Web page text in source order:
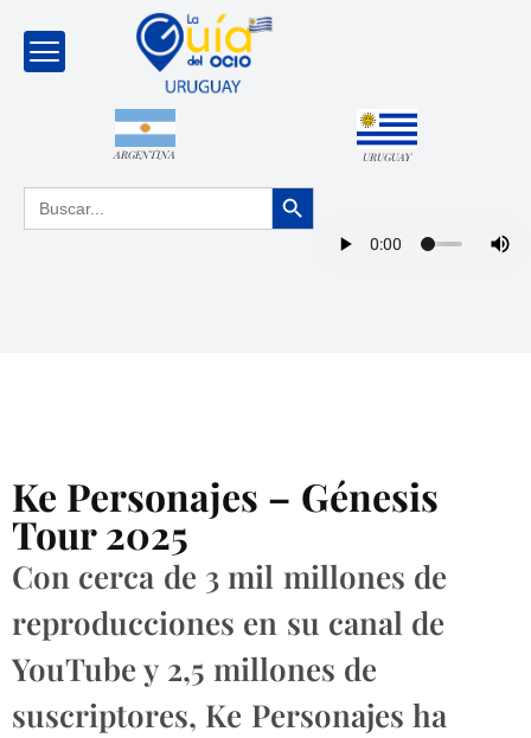
ARGENTINA URUGUAY
Buscar: Botón de búsqueda
Ke Personajes – Génesis
Tour 2025
Con cerca de 3 mil millones de
reproducciones en su canal de
YouTube y 2,5 millones de
suscriptores, Ke Personajes ha